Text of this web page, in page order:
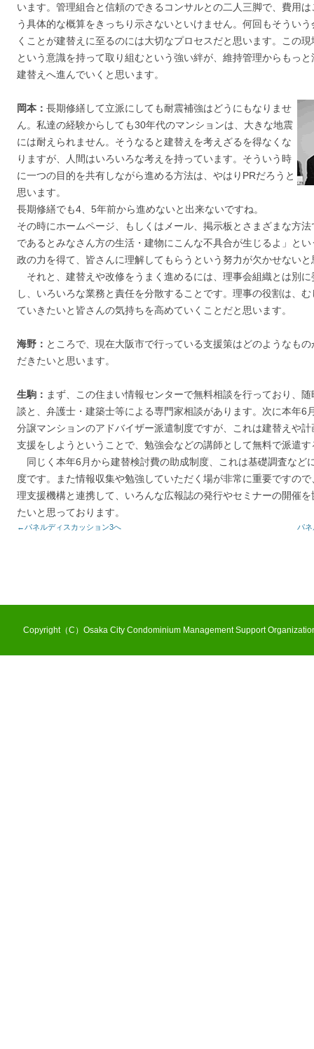
います。管理組合と信頼のできるコンサルとの二人三脚で、費用
う具体的な概算をきっちり示さないといけません。何回もそうい
くことが建替えに至るのには大切なプロセスだと思います。この
という意識を持って取り組むという強い絆が、維持管理からもっ
建替えへ進んでいくと思います。
岡本： 長期修繕して立派にしても耐震補強はどうにもなりませ
ん。私達の経験からしても30年代のマンションは、大きな地震
には耐えられません。そうなると建替えを考えざるを得なくな
りますが、人間はいろいろな考えを持っています。そういう時
に一つの目的を共有しながら進める方法は、やはりPRだろうと
思います。
長期修繕でも4、5年前から進めないと出来ないですね。
その時にホームページ、もしくはメール、掲示板とさまざまな方
であるとみなさん方の生活・建物にこんな不具合が生じるよ」と
政の力を得て、皆さんに理解してもらうという努力が欠かせないと
それと、建替えや改修をうまく進めるには、理事会組織とは別に
し、いろいろな業務と責任を分散することです。理事の役割は、
ていきたいと皆さんの気持ちを高めていくことだと思います。
海野： ところで、現在大阪市で行っている支援策はどのようなも
だきたいと思います。
生駒： まず、この住まい情報センターで無料相談を行っており、
談と、弁護士・建築士等による専門家相談があります。次に本年6
分譲マンションのアドバイザー派遣制度ですが、これは建替えや
支援をしようということで、勉強会などの講師として無料で派遣
同じく本年6月から建替検討費の助成制度、これは基礎調査など
度です。また情報収集や勉強していただく場が非常に重要ですの
理支援機構と連携して、いろんな広報誌の発行やセミナーの開催
たいと思っております。
←パネルディスカッション3へ パ
Copyright（C）Osaka City Condominium Management Support